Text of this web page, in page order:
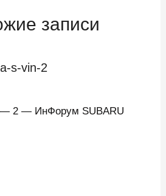
записи
s-vin-2
— 2 — ИнФорум SUBARU